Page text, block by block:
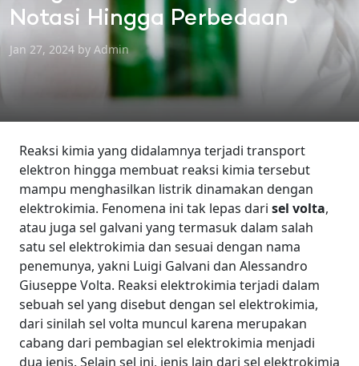
Notasi Hingga Perbedaan
Jan 27, 2024 by Admin
Reaksi kimia yang didalamnya terjadi transport
elektron hingga membuat reaksi kimia tersebut
mampu menghasilkan listrik dinamakan dengan
elektrokimia. Fenomena ini tak lepas dari sel volta,
atau juga sel galvani yang termasuk dalam salah
satu sel elektrokimia dan sesuai dengan nama
penemunya, yakni Luigi Galvani dan Alessandro
Giuseppe Volta. Reaksi elektrokimia terjadi dalam
sebuah sel yang disebut dengan sel elektrokimia,
dari sinilah sel volta muncul karena merupakan
cabang dari pembagian sel elektrokimia menjadi
dua jenis. Selain sel ini, jenis lain dari sel elektrokimia